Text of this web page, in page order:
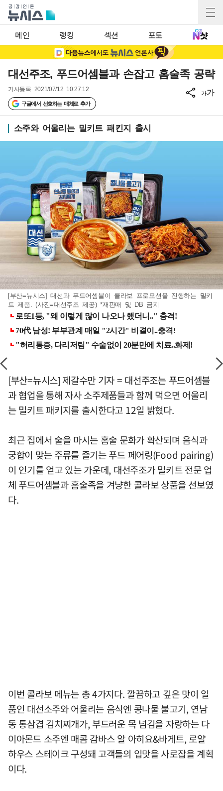
메인 랭킹 섹션 포토
대선주조, 푸드어셈블과 손잡고 홈술족 공략
기사등록 2021/07/12 10:27:12
구글에서 선호하는 매체로 추가
가가
소주와 어울리는 밀키트 패킨지 출시
[부산=뉴시스] 대선과 푸드어셈블이 콜라보 프로모션을 진행하는 밀키
트 제품. (사진=대선주조 제공) *재판매 및 DB 금지
[부산=뉴시스] 제갈수만 기자 = 대선주조는 푸드어셈블
과 협업을 통해 자사 소주제품들과 함께 먹으면 어울리
는 밀키트 패키지를 출시한다고 12일 밝혔다.
최근 집에서 술을 마시는 홈술 문화가 확산되며 음식과
궁합이 맞는 주류를 즐기는 푸드 페어링(Food pairing)
이 인기를 얻고 있는 가운데, 대선주조가 밀키트 전문 업
체 푸드어셈블과 홈술족을 겨냥한 콜라보 상품을 선보였
다.
이번 콜라보 메뉴는 총 4가지다. 깔끔하고 깊은 맛이 일
품인 대선소주와 어울리는 음식엔 콩나물 불고기, 연남
동 통삼겹 김치찌개가, 부드러운 목 넘김을 자랑하는 다
이아몬드 소주엔 매콤 감바스 알 아히요&바게트, 로얄
하우스 스테이크 구성돼 고객들의 입맛을 사로잡을 계획
이다.